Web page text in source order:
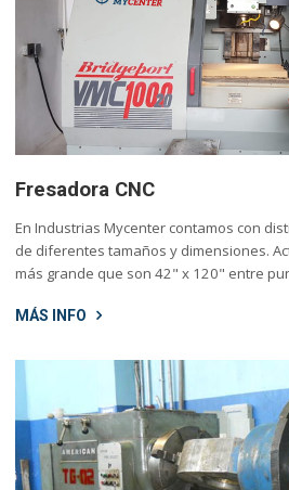
Fresadora CNC
En Industrias Mycenter contamos con
de diferentes tamaños y dimensiones.
más grande que son 42" x 120" entre
MÁS INFO